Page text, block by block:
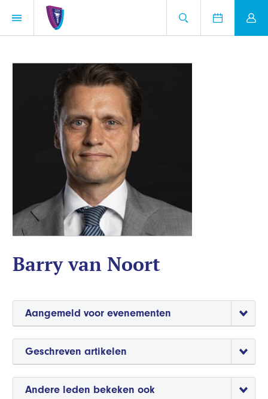
Barry van Noort
Aangemeld voor evenementen
Geschreven artikelen
Andere leden bekeken ook